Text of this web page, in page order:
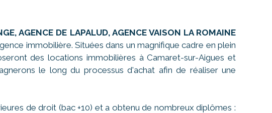
AGENCE DE LAPALUD, AGENCE VAISON LA ROMAINE
immobilière. Situées dans un magnifique cadre en plein
des locations immobilières à Camaret-sur-Aigues et
le long du processus d'achat afin de réaliser une
de droit (bac +10) et a obtenu de nombreux diplômes :